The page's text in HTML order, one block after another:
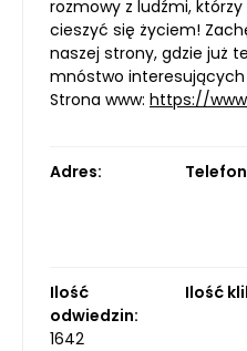
rozmowy z ludźmi, którzy
cieszyć się życiem!
naszej strony, gdzie już
mnóstwo
Strona www: https://
Adres:
Ilość
odwiedzin:
1642
Ilość